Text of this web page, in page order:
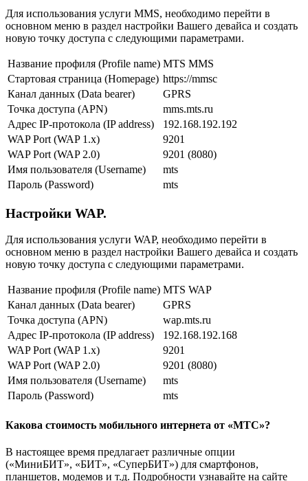
Для использования услуги MMS, необходимо перейти в
основном меню в раздел настройки Вашего девайса и создать
новую точку доступа с следующими параметрами.
Название профиля (Profile name) MTS MMS
Стартовая страница (Homepage) https://mmsc
Канал данных (Data bearer)
GPRS
Точка доступа (APN)
mms.mts.ru
Адрес IP-протокола (IP address)
192.168.192.192
WAP Port (WAP 1.x)
9201
WAP Port (WAP 2.0)
9201 (8080)
Имя пользователя (Username)
mts
Пароль (Password)
mts
Настройки WAP.
Для использования услуги WAP, необходимо перейти в
основном меню в раздел настройки Вашего девайса и создать
новую точку доступа с следующими параметрами.
Название профиля (Profile name) MTS WAP
Канал данных (Data bearer)
GPRS
Точка доступа (APN)
wap.mts.ru
Адрес IP-протокола (IP address)
192.168.192.168
WAP Port (WAP 1.x)
9201
WAP Port (WAP 2.0)
9201 (8080)
Имя пользователя (Username)
mts
Пароль (Password)
mts
Какова стоимость мобильного интернета от «МТС»?
В настоящее время предлагает различные опции
(«МиниБИТ», «БИТ», «СуперБИТ») для смартфонов,
планшетов, модемов и т.д. Подробности узнавайте на сайте